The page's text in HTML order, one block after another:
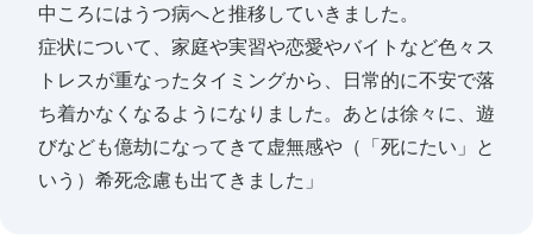
中ころにはうつ病へと推移していきました。
症状について、家庭や実習や恋愛やバイトなど色々ス
トレスが重なったタイミングから、日常的に不安で落
ち着かなくなるようになりました。あとは徐々に、遊
びなども億劫になってきて虚無感や（「死にたい」と
いう）希死念慮も出てきました」